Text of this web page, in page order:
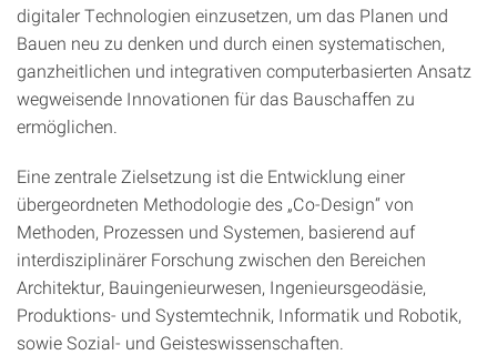
digitaler Technologien einzusetzen, um das Planen und
Bauen neu zu denken und durch einen systematischen,
ganzheitlichen und integrativen computerbasierten Ansatz
wegweisende Innovationen für das Bauschaffen zu
ermöglichen.
Eine zentrale Zielsetzung ist die Entwicklung einer
übergeordneten Methodologie des „Co-Design“ von
Methoden, Prozessen und Systemen, basierend auf
interdisziplinärer Forschung zwischen den Bereichen
Architektur, Bauingenieurwesen, Ingenieursgeodäsie,
Produktions- und Systemtechnik, Informatik und Robotik,
sowie Sozial- und Geisteswissenschaften.